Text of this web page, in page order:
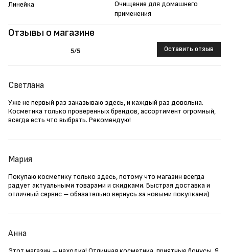
Отзывы о магазине
5/5 Оставить отзыв
Светлана
Уже не первый раз заказываю здесь, и каждый раз довольна.
Косметика только проверенных брендов, ассортимент огромный,
всегда есть что выбрать. Рекомендую!
Мария
Покупаю косметику только здесь, потому что магазин всегда
радует актуальными товарами и скидками. Быстрая доставка и
отличный сервис – обязательно вернусь за новыми покупками)
Анна
Линейка
Очищение для домашнего
применения